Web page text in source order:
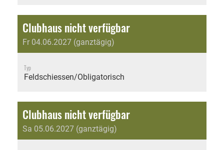
Clubhaus nicht verfügbar
Fr 04.06.2027 (ganztägig)
Typ
Feldschiessen/Obligatorisch
Clubhaus nicht verfügbar
Sa 05.06.2027 (ganztägig)